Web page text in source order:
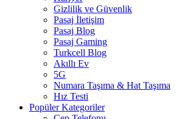
Gizlilik ve Güvenlik
Pasaj İletişim
Pasaj Blog
Pasaj Gaming
Turkcell Blog
Akıllı Ev
5G
Numara Taşıma & Hat Taşıma
Hız Testi
Popüler Kategoriler